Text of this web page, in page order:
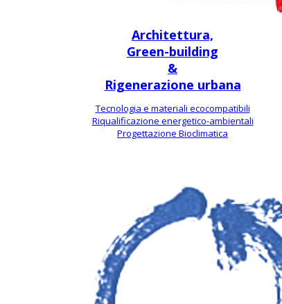
Architettura,
Green-building
&
Rigenerazione urbana
Tecnologia e materiali ecocompatibili
Riqualificazione energetico-ambientali
Progettazione Bioclimatica